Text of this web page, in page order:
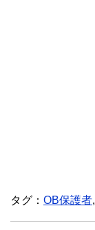
タグ： OB保護者,